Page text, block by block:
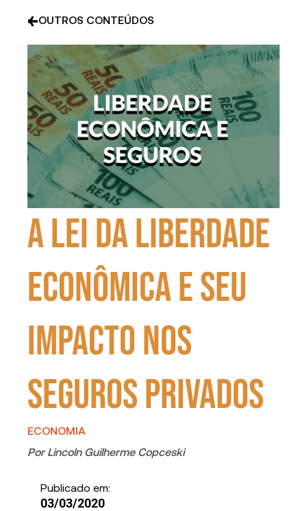
OUTROS CONTEÚDOS
A Lei da Liberdade
Econômica e seu
impacto nos
seguros privados
ECONOMIA
Por Lincoln Guilherme Copceski
Publicado em:
03/03/2020